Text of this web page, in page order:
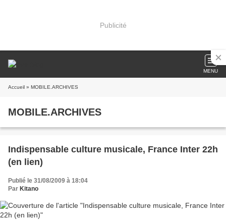
Publicité
MENU
Accueil » MOBILE.ARCHIVES
MOBILE.ARCHIVES
Indispensable culture musicale, France Inter 22h
(en lien)
Publié le 31/08/2009 à 18:04
Par Kitano